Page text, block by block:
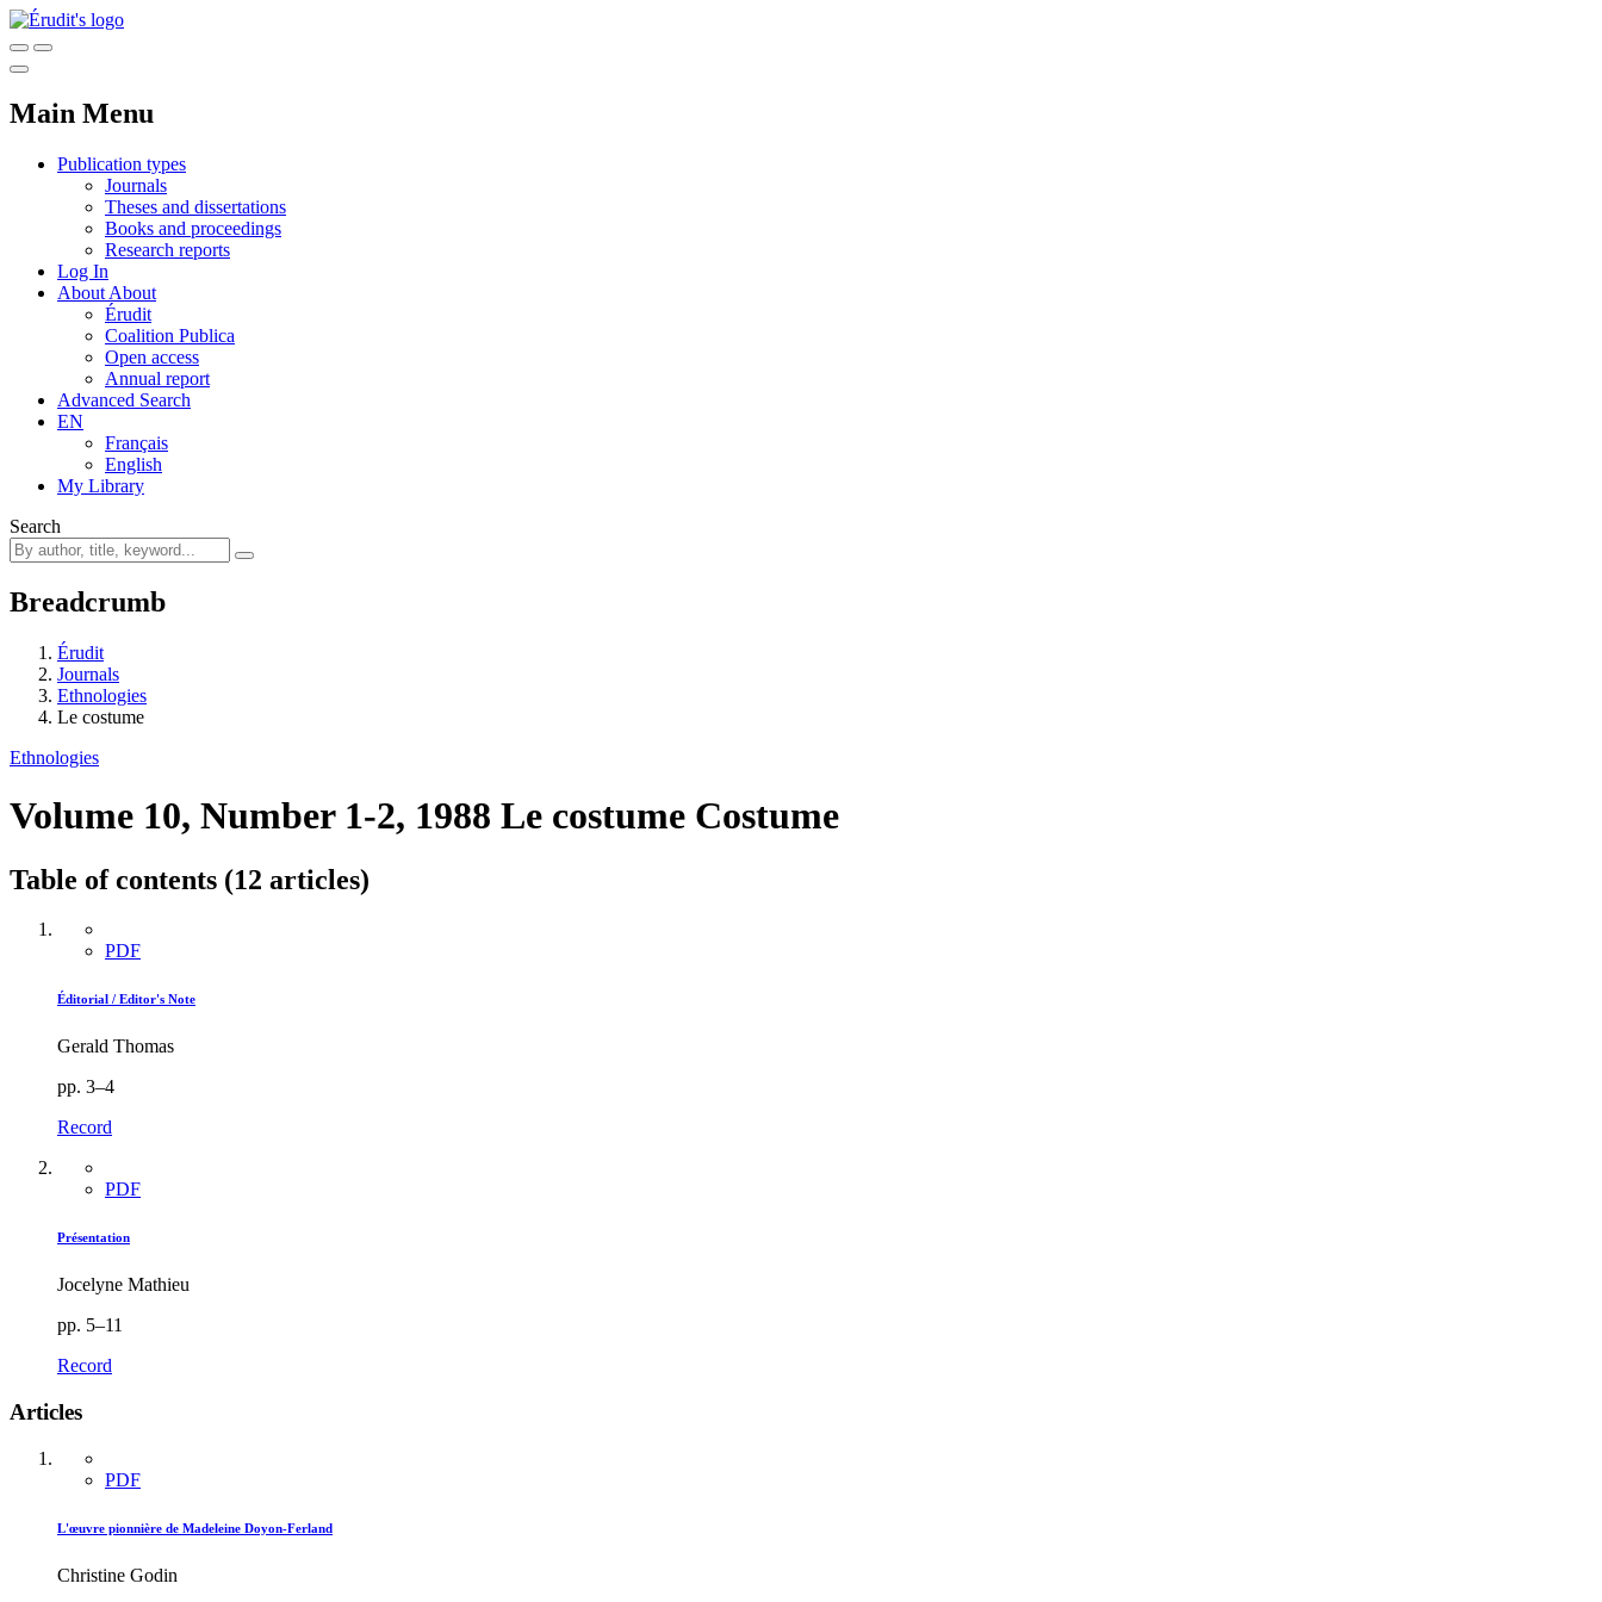
Main Menu
Publication types
Journals
Theses and dissertations
Books and proceedings
Research reports
Log In
About About
Érudit
Coalition Publica
Open access
Annual report
Advanced Search
EN
Français
English
My Library
Search
Breadcrumb
Érudit
Journals
Ethnologies
Le costume
Ethnologies
Volume 10, Number 1-2, 1988 Le costume Costume
Table of contents (12 articles)
PDF
Éditorial / Editor's Note
Gerald Thomas
pp. 3–4
Record
PDF
Présentation
Jocelyne Mathieu
pp. 5–11
Record
Articles
PDF
L'œuvre pionnière de Madeleine Doyon-Ferland
Christine Godin